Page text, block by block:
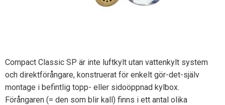
Compact Classic SP är inte luftkylt utan vattenkylt system
och direktförångare, konstruerat för enkelt gör-det-själv
montage i befintlig topp- eller sidoöppnad kylbox.
Förångaren (= den som blir kall) finns i ett antal olika